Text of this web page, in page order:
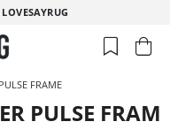
LOVESAYRUG
FRAME
PULSE